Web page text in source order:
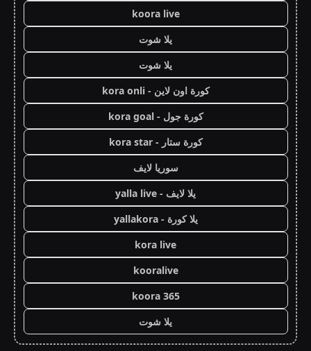
koora live
يلا شوت
يلا شوت
كورة اون لاين - kora onli
كورة جول - kora goal
كورة ستار - kora star
سوريا لايف
يلا لايف - yalla live
يلا كورة - yallakora
kora live
kooralive
koora 365
يلا شوت